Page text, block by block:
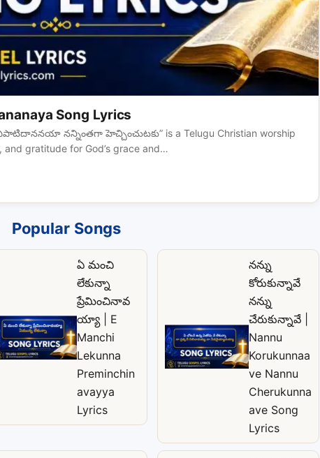
Song Lyrics
నన్నింతగా హెచ్చించుటకు” is a Telugu Christian worship
gratitude for God’s grace and…
Popular Songs
ఏ మంచి
లేకున్నా
ప్రేమించినావ
య్యా | E
Manchi
Lekunna
Preminchin
avayya
Lyrics
నన్ను
కోరుకున్నావే
నన్ను
చేరుకున్నావే |
Nannu
Korukunnaa
ve Nannu
Cherukunna
ave Song
Lyrics